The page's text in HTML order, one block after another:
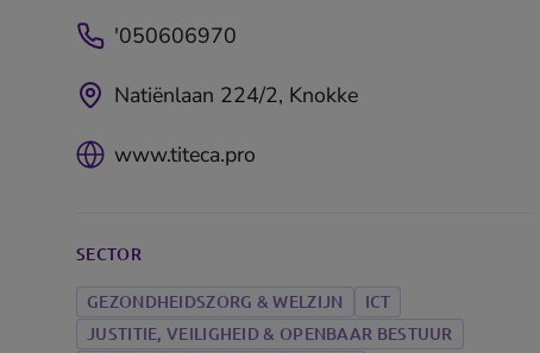
'050606970
Natiënlaan 224/2, Knokke
www.titeca.pro
SECTOR
GEZONDHEIDSZORG & WELZIJN
ICT
JUSTITIE, VEILIGHEID & OPENBAAR BESTUUR